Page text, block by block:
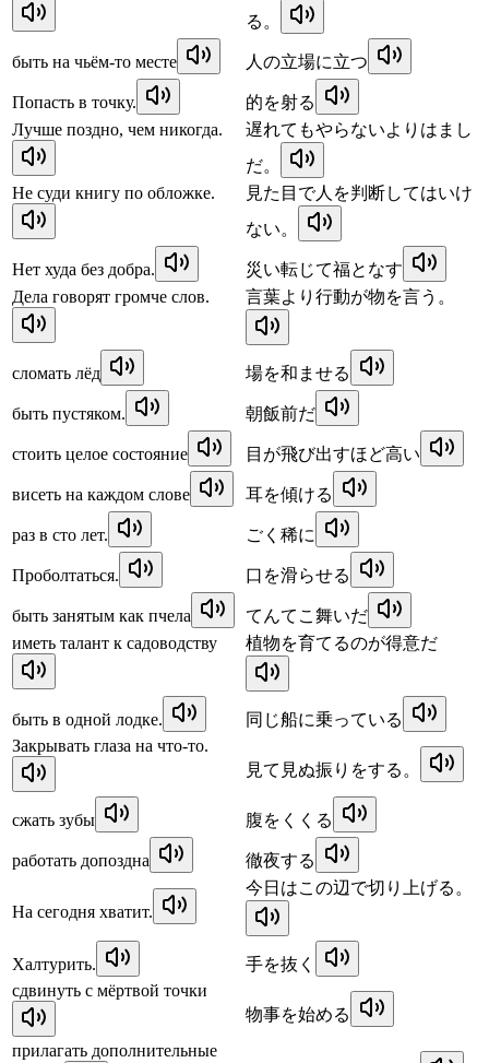
る。
быть на чьём-то месте 人の立場に立つ
Попасть в точку.
的を射る
Лучше поздно, чем никогда.
遅れてもやらないよりはまし
だ。
Не суди книгу по обложке.
見た目で人を判断してはいけ
ない。
Нет худа без добра.
災い転じて福となす
Дела говорят громче слов.
言葉より行動が物を言う。
сломать лёд 場を和ませる
быть пустяком. 朝飯前だ
стоить целое состояние 目が飛び出すほど高い
висеть на каждом слове 耳を傾ける
раз в сто лет. ごく稀に
Проболтаться. 口を滑らせる
быть занятым как пчела
てんてこ舞いだ
иметь талант к садоводству
植物を育てるのが得意だ
быть в одной лодке.
同じ船に乗っている
Закрывать глаза на что-то.
見て見ぬ振りをする。
сжать зубы 腹をくくる
работать допоздна 徹夜する
На сегодня хватит.
今日はこの辺で切り上げる。
Халтурить.
手を抜く
сдвинуть с мёртвой точки
物事を始める
прилагать дополнительные